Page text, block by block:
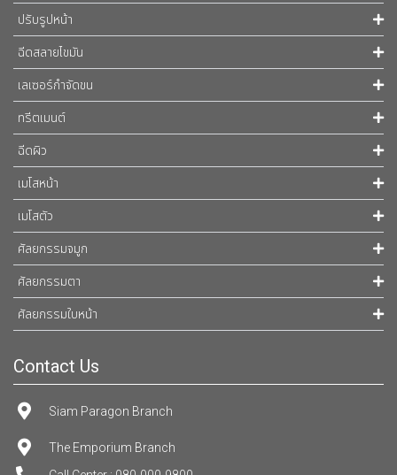
ปรับรูปหน้า
ฉีดสลายไขมัน
เลเซอร์กำจัดขน
ทรีตเมนต์
ฉีดผิว
เมโสหน้า
เมโสตัว
ศัลยกรรมจมูก
ศัลยกรรมตา
ศัลยกรรมใบหน้า
Contact Us
Siam Paragon Branch
The Emporium Branch